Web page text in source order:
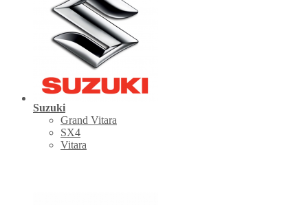
Suzuki
Grand Vitara
SX4
Vitara